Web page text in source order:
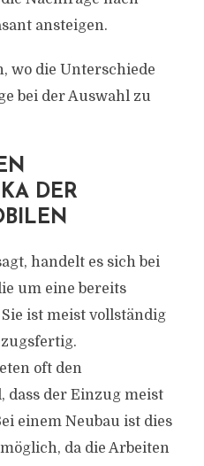
ansteigen.
wo die Unterschiede
bei der Auswahl zu
DER
handelt es sich bei
um eine bereits
ist meist vollständig
oft den
dass der Einzug meist
einem Neubau ist dies
da die Arbeiten